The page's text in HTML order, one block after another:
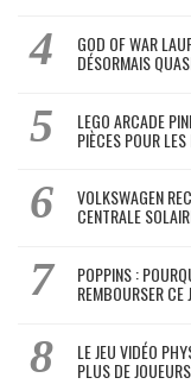
GOD OF WAR
DÉSORMAIS
LEGO ARCADE
PIÈCES POUR
VOLKSWAGEN
CENTRALE
POPPINS :
REMBOURSER
LE JEU VIDÉO
PLUS DE